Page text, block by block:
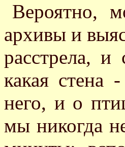
Вероятно,
архивы и
расстрела,
какая стена
него, и о
мы никогда